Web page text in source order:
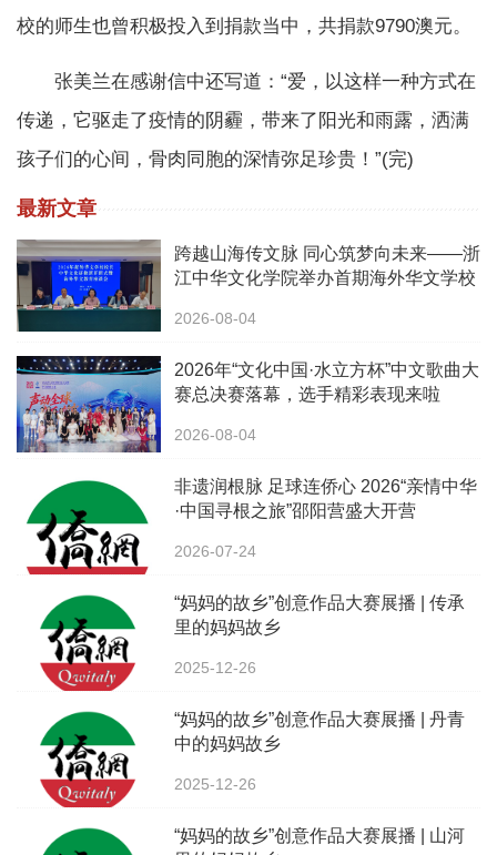
校的师生也曾积极投入到捐款当中，共捐款9790澳元。
张美兰在感谢信中还写道：“爱，以这样一种方式在
传递，它驱走了疫情的阴霾，带来了阳光和雨露，洒满
孩子们的心间，骨肉同胞的深情弥足珍贵！”(完)
最新文章
跨越山海传文脉 同心筑梦向未来——浙
江中华文化学院举办首期海外华文学校
2026-08-04
2026年“文化中国·水立方杯”中文歌曲大
赛总决赛落幕，选手精彩表现来啦
2026-08-04
非遗润根脉 足球连侨心 2026“亲情中华
·中国寻根之旅”邵阳营盛大开营
2026-07-24
“妈妈的故乡”创意作品大赛展播 | 传承
里的妈妈故乡
2025-12-26
“妈妈的故乡”创意作品大赛展播 | 丹青
中的妈妈故乡
2025-12-26
“妈妈的故乡”创意作品大赛展播 | 山河